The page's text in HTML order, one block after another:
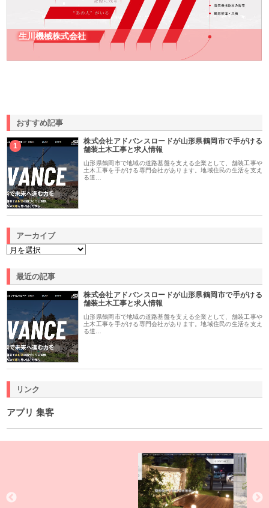
生川機械株式会社
おすすめ記事
1
株式会社アドバンスロードが山形県鶴岡市で手がける
舗装土木工事と求人情報
山形県鶴岡市で地域の道路基盤を支える企業として、舗装工事や
土木工事を手がける専門会社があります。地域住民の生活を支え
る道…
アーカイブ
最近の記事
株式会社アドバンスロードが山形県鶴岡市で手がける
舗装土木工事と求人情報
山形県鶴岡市で地域の道路基盤を支える企業として、舗装工事や
土木工事を手がける専門会社があります。地域住民の生活を支え
る道…
リンク
アプリ 集客